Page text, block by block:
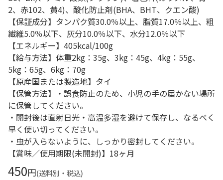
2、赤102、黄4)、酸化防止剤(BHA、BHT、クエン酸)
【保証成分】タンパク質30.0％以上、脂質17.0％以上、粗
繊維5.0％以下、灰分10.0％以下、水分12.0％以下
【エネルギー】405kcal/100g
【給与方法】体重2kg：35g、3kg：45g、4kg：55g、
5kg：65g、6kg：70g
【原産国または製造地】タイ
【保管方法】・誤食防止のため、小児の手の届かない場所
に保管してください。
・開封後は直射日光・高温多湿を避けて保存し、なるべく
早く使い切ってください。
・虫が入らないように、しっかり密封してください。
【賞味／使用期限(未開封)】18ヶ月
450円(送料別・税込)